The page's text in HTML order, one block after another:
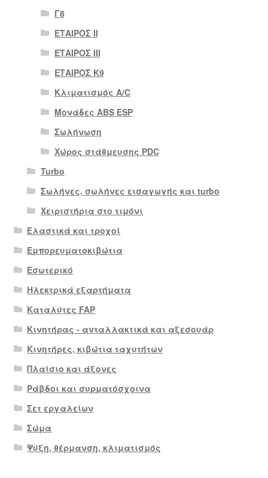
Γ8
ΕΤΑΙΡΟΣ II
ΕΤΑΙΡΟΣ III
ΕΤΑΙΡΟΣ Κ9
Κλιματισμός A/C
Μονάδες ABS ESP
Σωλήνωση
Χώρος στάθμευσης PDC
Turbo
Σωλήνες, σωλήνες εισαγωγής και turbo
Χειριστήρια στο τιμόνι
Ελαστικά και τροχοί
Εμπορευματοκιβώτια
Εσωτερικό
Ηλεκτρικά εξαρτήματα
Καταλύτες FAP
Κινητήρας - ανταλλακτικά και αξεσουάρ
Κινητήρες, κιβώτια ταχυτήτων
Πλαίσιο και άξονες
Ράβδοι και συρματόσχοινα
Σετ εργαλείων
Σώμα
Ψύξη, θέρμανση, κλιματισμός